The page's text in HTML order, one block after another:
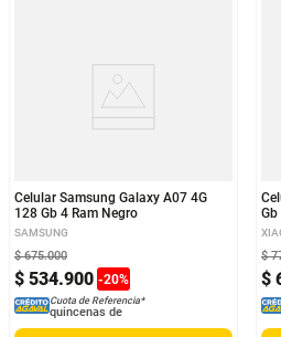
Celular Samsung Galaxy A07 4G
128 Gb 4 Ram Negro
SAMSUNG
$ 534.900 -20%
$ 675.000
Cuota de Referencia*
quincenas de
Gb
$
$